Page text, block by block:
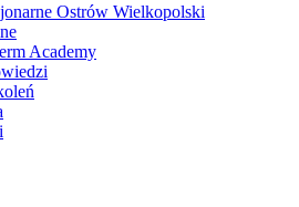
Ostrów Wielkopolski
Academy